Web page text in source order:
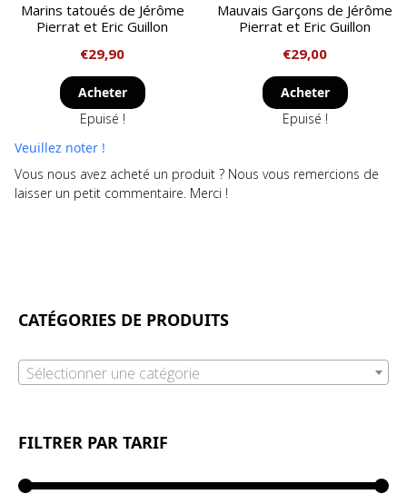
Marins tatoués de Jérôme
Pierrat et Eric Guillon
€29,90
Acheter
Epuisé !
Mauvais Garçons de Jérôme
Pierrat et Eric Guillon
€29,00
Acheter
Epuisé !
Veuillez noter !
Vous nous avez acheté un produit ? Nous vous remercions de
laisser un petit commentaire. Merci !
CATÉGORIES DE PRODUITS
Sélectionner une catégorie
FILTRER PAR TARIF